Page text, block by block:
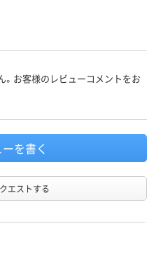
お客様のレビューコメントをお
を書く
エストする